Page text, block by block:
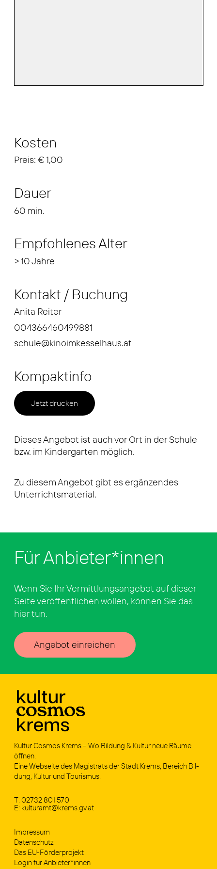
Kosten
Preis: € 1,00
Dauer
60 min.
Empfohlenes Alter
> 10 Jahre
Kontakt / Buchung
Anita Reiter
004366460499881
schule@kinoimkesselhaus.at
Kompaktinfo
Jetzt drucken
Dieses Angebot ist auch vor Ort in der Schule
bzw. im Kindergarten möglich.
Zu diesem Angebot gibt es ergänzendes
Unterrichtsmaterial.
Für Anbieter*innen
Wenn Sie Ihr Vermittlungsangebot auf dieser
Seite veröffentlichen wollen, können Sie das
hier tun.
Angebot einreichen
Kul­tur Cos­mos Krems – Wo Bil­dung & Kul­tur neue Räu­me
öff­nen.
Eine Web­sei­te des Magis­trats der Stadt Krems, Bereich Bil­
dung, Kul­tur und Tou­ris­mus.
T: 02732 801 570
E: kulturamt@krems.gv.at
Impres­sum
Daten­schutz
Das EU-För­­der­­pro­­jekt
Log­in für Anbieter*innen